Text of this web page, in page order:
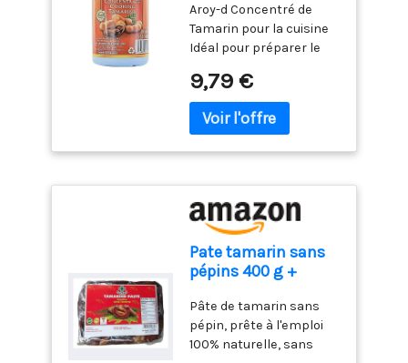
préparer le Pad Thai
- 454 grammes
Aroy-d Concentré de
Tamarin pour la cuisine
Idéal pour préparer le
HERBE Aroy
9,79 €
Pate tamarin sans
pépins 400 g +
Maolo
Pâte de tamarin sans
pépin, prête à l'emploi
100% naturelle, sans